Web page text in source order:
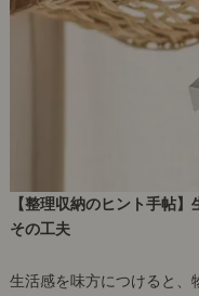
【整理収納のヒント手帖
その工夫
生活感を味方につけると、